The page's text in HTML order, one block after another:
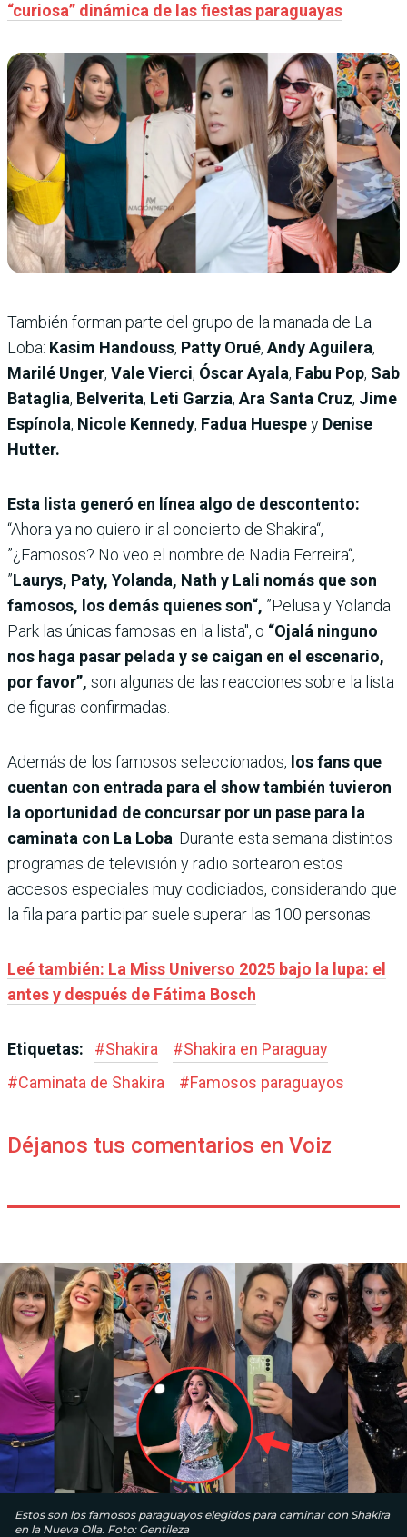
“curiosa” dinámica de las fiestas paraguayas
También forman parte del grupo de la manada de La
Loba: Kasim Handouss, Patty Orué, Andy Aguilera,
Marilé Unger, Vale Vierci, Óscar Ayala, Fabu Pop, Sab
Bataglia, Belverita, Leti Garzia, Ara Santa Cruz, Jime
Espínola, Nicole Kennedy, Fadua Huespey Denise
Hutter.
Esta lista generó en línea algo de descontento:
“Ahora ya no quiero ir al concierto de Shakira“,
”¿Famosos? No veo el nombre de Nadia Ferreira“,
”Laurys, Paty, Yolanda, Nath y Lali nomás que son
famosos, los demás quienes son“, ”Pelusa y Yolanda
Park las únicas famosas en la lista", o “Ojalá ninguno
nos haga pasar pelada y se caigan en el escenario,
por favor”, son algunas de las reacciones sobre la lista
de figuras confirmadas.
Además de los famosos seleccionados, los fans que
cuentan con entrada para el show también tuvieron
la oportunidad de concursar por un pase para la
caminata con La Loba. Durante esta semana distintos
programas de televisión y radio sortearon estos
accesos especiales muy codiciados, considerando que
la fila para participar suele superar las 100 personas.
Leé también: La Miss Universo 2025 bajo la lupa: el
antes y después de Fátima Bosch
Etiquetas: #Shakira #Shakira en Paraguay
#Caminata de Shakira #Famosos paraguayos
Déjanos tus comentarios en Voiz
Estos son los famosos paraguayos elegidos para caminar con Shakira
en la Nueva Olla. Foto: Gentileza